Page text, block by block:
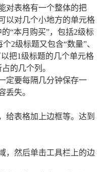
对表格有一个整体的把
以对几个小地方的单元格
“本月购买”，包括2级标
2级标题又包含“数量”、
把1级标题的几个单元格
的几个列。
定要每隔几分钟保存一
丢失。
给表格加上边框等。达到
，然后单击工具栏上的边